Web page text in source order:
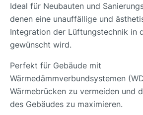
Ideal für Neubauten und
denen eine unauffällige und
Integration der Lüftungstechnik in
gewünscht wird.
Perfekt für Gebäude mit
Wärmedämmverbundsystemen
Wärmebrücken zu vermeiden und
des Gebäudes zu maximieren.